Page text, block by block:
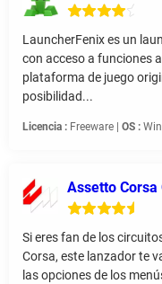
LauncherFenix es un
con acceso a funciones
plataforma de juego
posibilidad...
Licencia : Freeware | OS :
Assetto
Si eres fan de los
Corsa, este lanzador te
las opciones de los